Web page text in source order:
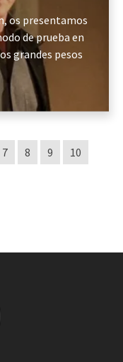
os presentamos
de prueba en
grandes pesos
7 8 9
10